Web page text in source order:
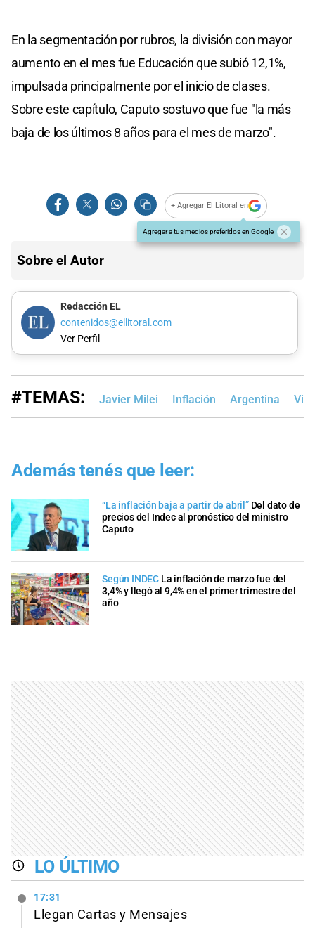
En la segmentación por rubros, la división con mayor
aumento en el mes fue Educación que subió 12,1%,
impulsada principalmente por el inicio de clases.
Sobre este capítulo, Caputo sostuvo que fue "la más
baja de los últimos 8 años para el mes de marzo".
+ Agregar El Litoral en
Agregar a tus medios preferidos en Google
Sobre el Autor
Redacción EL
contenidos@ellitoral.com
Ver Perfil
#TEMAS: Javier Milei Inflación Argentina
Además tenés que leer:
“La inflación baja a partir de abril” Del dato de
precios del Indec al pronóstico del ministro
Caputo
Según INDEC La inflación de marzo fue del
3,4% y llegó al 9,4% en el primer trimestre del
año
LO ÚLTIMO
17:31
Llegan Cartas y Mensajes